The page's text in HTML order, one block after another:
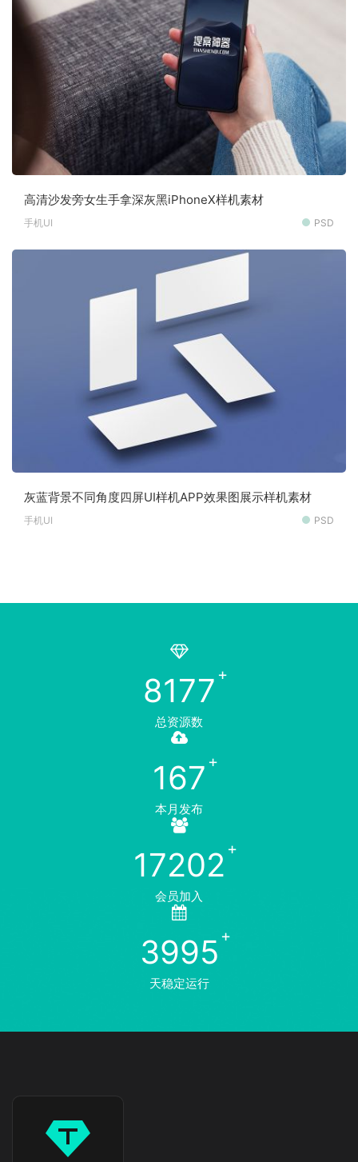
高清沙发旁女生手拿深灰黑iPhoneX样机素材
手机UI PSD
灰蓝背景不同角度四屏UI样机APP效果图展示样机素材
手机UI PSD
8177
总资源数
167
本月发布
17202
会员加入
3995
天稳定运行